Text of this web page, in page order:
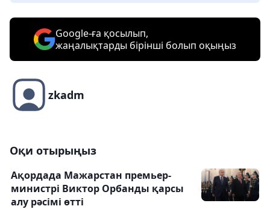
Google-ға қосылып,
жаңалықтарды бірінші болып оқыңыз
zkadm
Оқи отырыңыз
Ақордада Мажарстан премьер-
министрі Виктор Орбанды қарсы
алу рәсімі өтті